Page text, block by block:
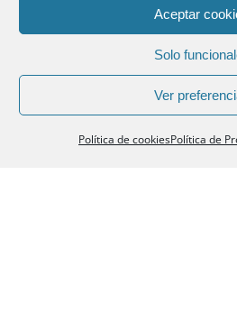
Aceptar
Solo
Ver
Política de cookiesPolítica de